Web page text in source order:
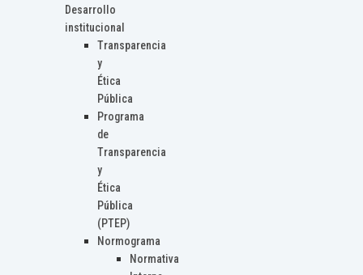
Desarrollo
institucional
Transparencia
y
Ética
Pública
Programa
de
Transparencia
y
Ética
Pública
(PTEP)
Normograma
Normativa